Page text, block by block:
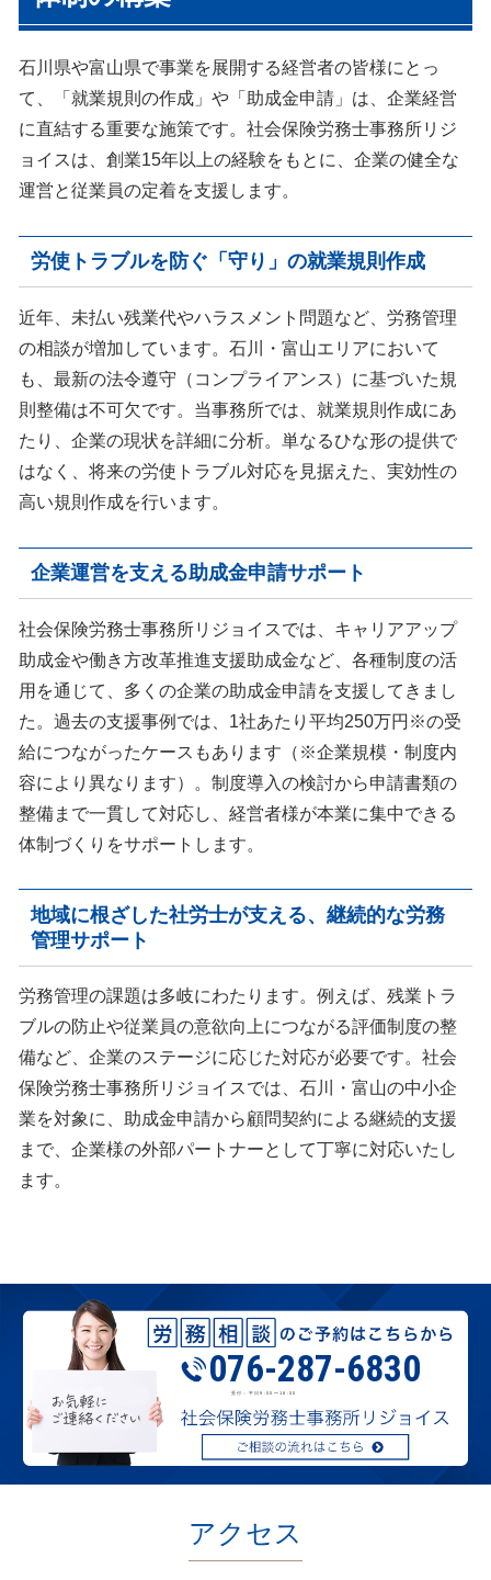
ニマムサイズから、数百名規模
の事業所で附属規程の多い、人
事総務担当者がマニュアルとし
て利用できるようなものまでサ
り組まないことによるリスクな
どを確認していきます。もちろ
ん、浮き彫りになった問題点に
対してい、どのように予防策を
せていただき、問題を未然に防
ぐサポートをさせていただきま
す。
石川県や富山県で事業を展開する経営者の皆様にとっ
て、「就業規則の作成」や「助成金申請」は、企業経営
に直結する重要な施策です。社会保険労務士事務所リジ
ョイスは、創業15年以上の経験をもとに、企業の健全な
運営と従業員の定着を支援します。
労使トラブルを防ぐ「守り」の就業規則作成
近年、未払い残業代やハラスメント問題など、労務管理
の相談が増加しています。石川・富山エリアにおいて
も、最新の法令遵守（コンプライアンス）に基づいた規
則整備は不可欠です。当事務所では、就業規則作成にあ
たり、企業の現状を詳細に分析。単なるひな形の提供で
はなく、将来の労使トラブル対応を見据えた、実効性の
高い規則作成を行います。
企業運営を支える助成金申請サポート
社会保険労務士事務所リジョイスでは、キャリアアップ
助成金や働き方改革推進支援助成金など、各種制度の活
用を通じて、多くの企業の助成金申請を支援してきまし
た。過去の支援事例では、1社あたり平均250万円※の受
給につながったケースもあります（※企業規模・制度内
容により異なります）。制度導入の検討から申請書類の
整備まで一貫して対応し、経営者様が本業に集中できる
体制づくりをサポートします。
地域に根ざした社労士が支える、継続的な労務
管理サポート
労務管理の課題は多岐にわたります。例えば、残業トラ
ブルの防止や従業員の意欲向上につながる評価制度の整
備など、企業のステージに応じた対応が必要です。社会
保険労務士事務所リジョイスでは、石川・富山の中小企
業を対象に、助成金申請から顧問契約による継続的支援
まで、企業様の外部パートナーとして丁寧に対応いたし
ます。
076-287-6830
受付：平日9:00〜18:00
アクセス